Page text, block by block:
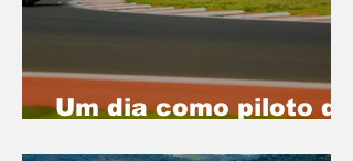
Um dia como piloto de